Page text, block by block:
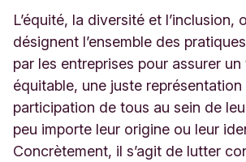
L’équité, la diversité et l’inclusion,
désignent l’ensemble des
par les entreprises pour assurer
équitable, une juste représentation
participation de tous au sein de
peu importe leur origine ou leur
Concrètement, il s’agit de lutter